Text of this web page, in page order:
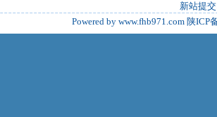
新站提交
Powered by www.fhb971.com 陕ICP